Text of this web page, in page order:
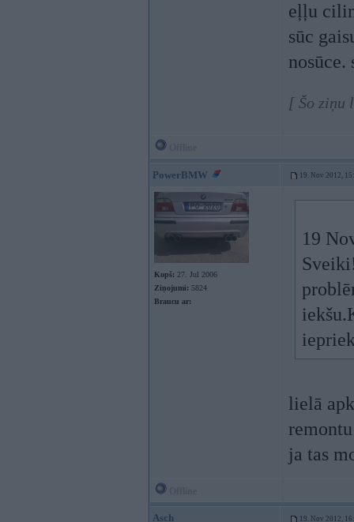
eļļu
sūc
[ Šo ziņu
PowerBMW 19. Nov 2012,
Kopš: 27. Jul 2006
Ziņojumi: 5824
Braucu ar:
19
lielā
ja tas
Asch 19. Nov 2012,